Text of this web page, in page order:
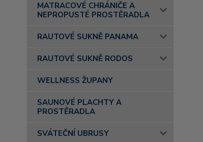
MATRACOVÉ CHRÁNIČE A
NEPROPUSTÉ PROSTĚRADLA
RAUTOVÉ SUKNĚ PANAMA
RAUTOVÉ SUKNĚ RODOS
WELLNESS ŽUPANY
SAUNOVÉ PLACHTY A
PROSTĚRADLA
SVÁTEČNÍ UBRUSY